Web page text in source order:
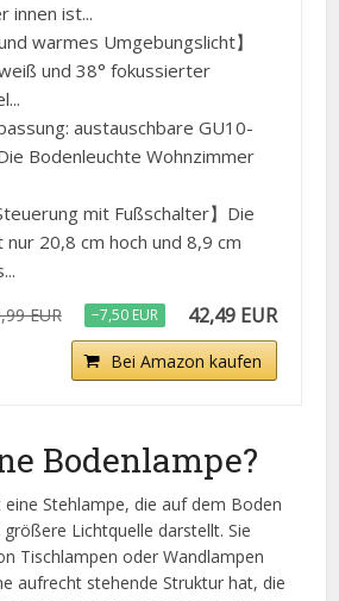
innen ist...
warmes Umgebungslicht】
und 38° fokussierter
austauschbare GU10-
Bodenleuchte Wohnzimmer
mit Fußschalter】Die
20,8 cm hoch und 8,9 cm
EUR −7,50 EUR 42,49 EUR
Bei Amazon kaufen
Bodenlampe?
Stehlampe, die auf dem Boden
Lichtquelle darstellt. Sie
Tischlampen oder Wandlampen
aufrecht stehende Struktur hat, die